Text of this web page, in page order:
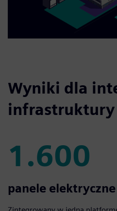
Wyniki dla
infrastruktury
1.600
1.600
panele elektryczne